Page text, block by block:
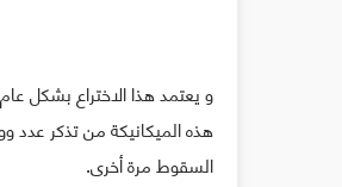
و يعتمد هذا الاختراع بشكل
هذه الميكانيكة من تذكر عدد
السقوط مرة أخرى.